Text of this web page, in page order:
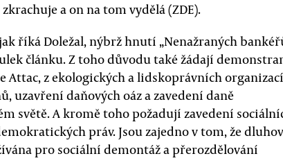
a on na tom vydělá (ZDE).
říká Doležal, nýbrž hnutí „Nenažraných
článku. Z toho důvodu také žádají
z ekologických a lidskoprávních organizací
uzavření daňových oáz a zavedení daně
světě. A kromě toho požadují zavedení
práv. Jsou zajedno v tom, že
pro sociální demontáž a přerozdělování